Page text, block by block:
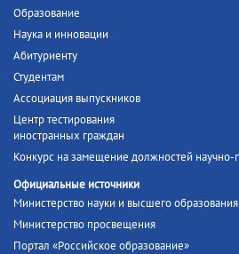
Образование
Наука и инновации
Абитуриенту
Студентам
Ассоциация выпускников
Центр тестирования
иностранных граждан
Конкурс на замещение должностей научно-
Официальные источники
Министерство науки и высшего
Министерство просвещения
Портал «Российское образование»